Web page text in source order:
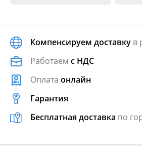
Компенсируем доставку в
Работаем с НДС
Оплата онлайн
Гарантия
Бесплатная доставка по